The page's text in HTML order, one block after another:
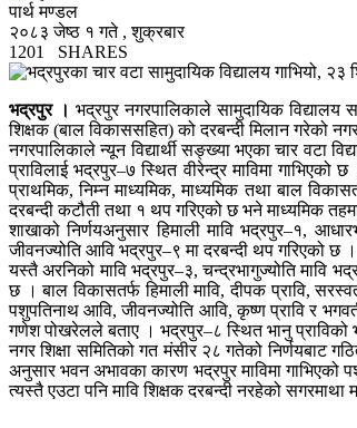
पार्थ मण्डल
२०८३ जेष्ठ १ गते , शुक्रबार
1201
SHARES
भद्रपुर । भद्रपुर नगरपालिकाले सामुदायिक विद्यालय
शिक्षक (बाल विकाससहित) को दरबन्दी मिलान गरेको
नगरपालिकाले न्यून विद्यार्थी सङ्ख्या भएका चार वटा
प्राविलाई भद्रपुर–७ स्थित वीरेन्द्र माविमा
प्राथमिक, निम्न माध्यमिक, माध्यमिक तथा बाल
दरबन्दी कटौती तथा १ थप गरिएको छ भने माध्यमिक
शाखाको निर्णयअनुसार हिमाली मावि भद्रपुर–१,
जीवनज्योति आवि भद्रपुर–९ मा दरबन्दी थप गरिएको छ ।
यस्तै अरनिको मावि भद्रपुर–३, चन्द्रभागुज्योति मावि
छ । बाल विकासतर्फ हिमाली मावि, दीपक प्रावि,
पशुपतिनाथ आवि, जीवनज्योति आवि, कृष्ण प्रावि र
गणेश पोखरेलले बताए । भद्रपुर–८ स्थित भानु प्राविको
नगर शिक्षा समितिको गत मंसीर २८ गतेको निर्णयबाट
अनुसार भवन अभावका कारण भद्रपुर माविमा गाभिएको
त्यस्तै एउटा पनि मावि शिक्षक दरबन्दी नरहेको